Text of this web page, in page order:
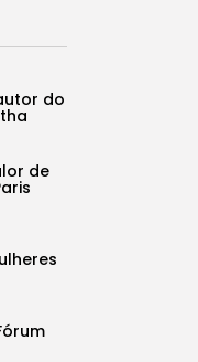
do
de